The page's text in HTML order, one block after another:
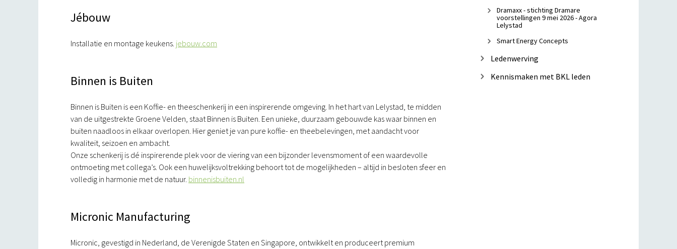
Jébouw
Installatie en montage keukens. jebouw.com
Binnen is Buiten
Binnen is Buiten is een Koffie- en theeschenkerij in een inspirerende omgeving. In het hart van Lelystad, te midden
van de uitgestrekte Groene Velden, staat Binnen is Buiten. Een unieke, duurzaam gebouwde kas waar binnen en
buiten naadloos in elkaar overlopen. Hier geniet je van pure koffie- en theebelevingen, met aandacht voor
kwaliteit, seizoen en ambacht.
Onze schenkerij is dé inspirerende plek voor de viering van een bijzonder levensmoment of een waardevolle
ontmoeting met collega’s. Ook een huwelijksvoltrekking behoort tot de mogelijkheden – altijd in besloten sfeer en
volledig in harmonie met de natuur. binnenisbuiten.nl
Micronic Manufacturing
Micronic, gevestigd in Nederland, de Verenigde Staten en Singapore, ontwikkelt en produceert premium
Dramaxx - stichting Dramare
voorstellingen 9 mei 2026 - Agora
Lelystad
Smart Energy Concepts
Ledenwerving
Kennismaken met BKL leden